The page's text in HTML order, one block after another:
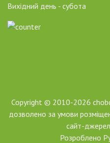
Вихідний день - субота
Copyright © 2010-2026
дозволено за умови
сайт-
Розроблено